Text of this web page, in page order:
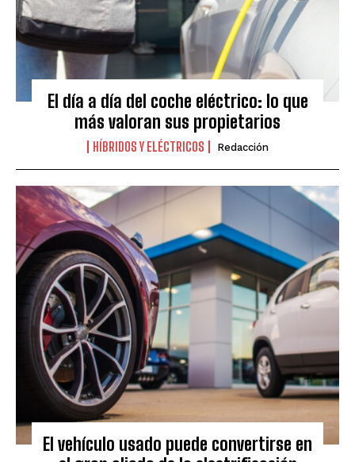
El día a día del coche eléctrico: lo que
más valoran sus propietarios
HÍBRIDOS Y ELÉCTRICOS Redacción
El vehículo usado puede convertirse en